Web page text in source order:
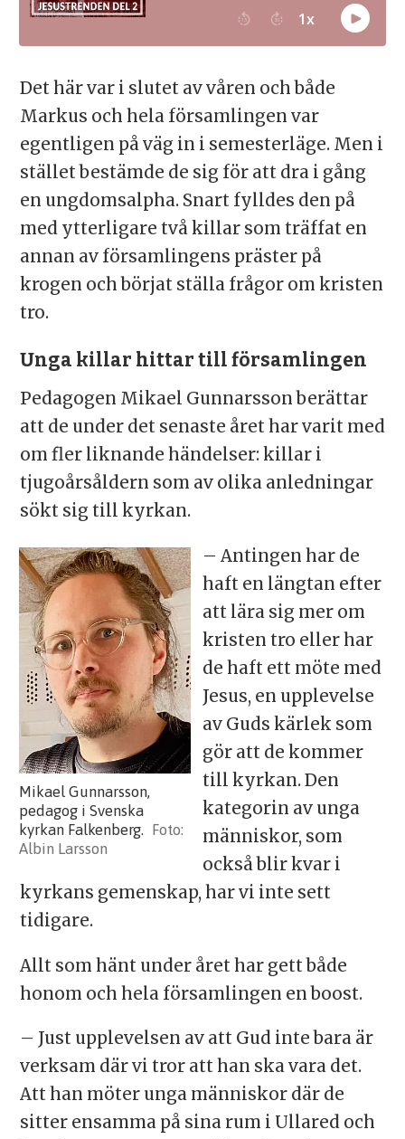
Det här var i slutet av våren och både
Markus och hela församlingen var
egentligen på väg in i semesterläge. Men i
stället bestämde de sig för att dra i gång
en ungdomsalpha. Snart fylldes den på
med ytterligare två killar som träffat en
annan av församlingens präster på
krogen och börjat ställa frågor om kristen
tro.
Unga killar hittar till församlingen
Pedagogen Mikael Gunnarsson berättar
att de under det senaste året har varit med
om fler liknande händelser: killar i
tjugoårsåldern som av olika anledningar
sökt sig till kyrkan.
Mikael Gunnarsson,
pedagog i Svenska
kyrkan Falkenberg.
Albin Larsson
– Antingen har de
haft en längtan efter
att lära sig mer om
kristen tro eller har
de haft ett möte med
Jesus, en upplevelse
av Guds kärlek som
gör att de kommer
till kyrkan. Den
kategorin av unga
människor, som
också blir kvar i
kyrkans gemenskap, har vi inte sett
tidigare.
Allt som hänt under året har gett både
honom och hela församlingen en boost.
– Just upplevelsen av att Gud inte bara är
verksam där vi tror att han ska vara det.
Att han möter unga människor där de
sitter ensamma på sina rum i Ullared och